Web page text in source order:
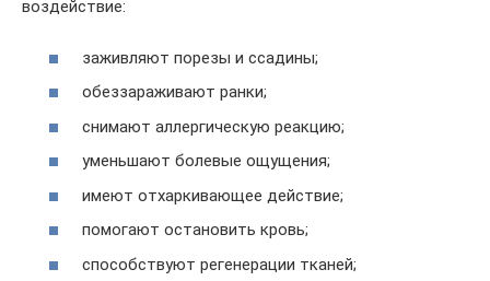
воздействие:
заживляют порезы и ссадины;
обеззараживают ранки;
снимают аллергическую реакцию;
уменьшают болевые ощущения;
имеют отхаркивающее действие;
помогают остановить кровь;
способствуют регенерации тканей;